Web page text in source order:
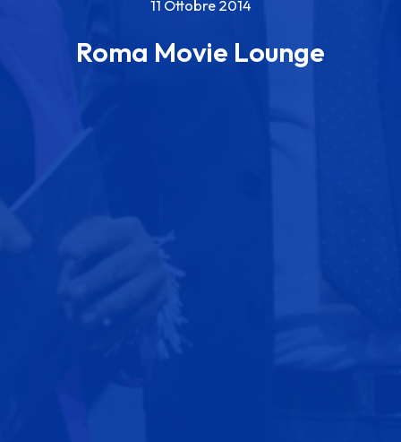
11 Ottobre 2014
Roma Movie Lounge